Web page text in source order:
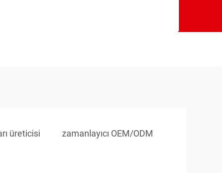
üreticisi zamanlayıcı OEM/ODM